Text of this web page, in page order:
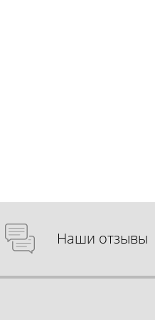
Наши отзывы